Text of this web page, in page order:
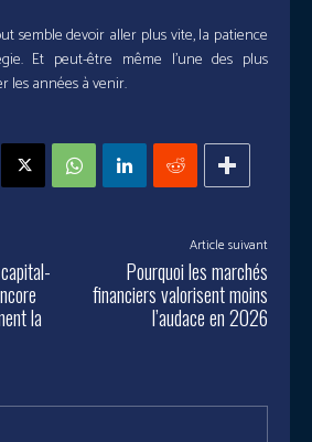
semble devoir aller plus vite, la patience
Et peut-être même l’une des plus
les années à venir.
la
Article suivant
Pourquoi les marchés
financiers valorisent moins
l’audace en 2026